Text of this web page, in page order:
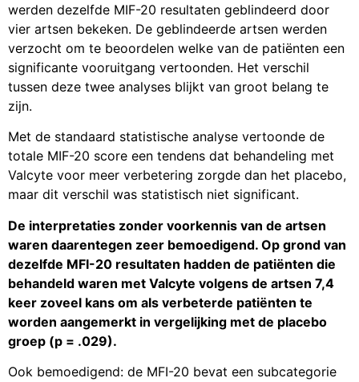
werden dezelfde MIF-20 resultaten geblindeerd door
vier artsen bekeken. De geblindeerde artsen werden
verzocht om te beoordelen welke van de patiënten een
significante vooruitgang vertoonden. Het verschil
tussen deze twee analyses blijkt van groot belang te
zijn.
Met de standaard statistische analyse vertoonde de
totale MIF-20 score een tendens dat behandeling met
Valcyte voor meer verbetering zorgde dan het placebo,
maar dit verschil was statistisch niet significant.
De interpretaties zonder voorkennis van de artsen
waren daarentegen zeer bemoedigend. Op grond van
dezelfde MFI-20 resultaten hadden de patiënten die
behandeld waren met Valcyte volgens de artsen 7,4
keer zoveel kans om als verbeterde patiënten te
worden aangemerkt in vergelijking met de placebo
groep (p = .029).
Ook bemoedigend: de MFI-20 bevat een subcategorie